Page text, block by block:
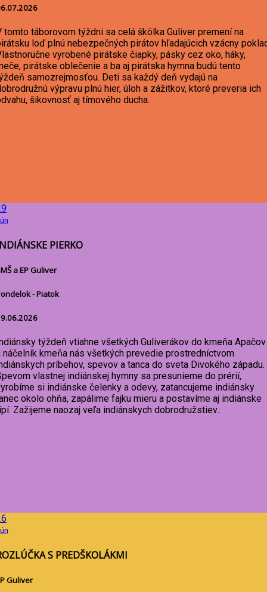
tomto táborovom týždni sa celá škôlka Guliver premení na
loď plnú nebezpečných pirátov hľadajúcich vzácny
vyrobené pirátske čiapky, pásky cez oko, háky,
pirátske oblečenie a ba aj pirátska hymna budú tento
samozrejmosťou. Deti sa každý deň vydajú na
výpravu plnú hier, úloh a zážitkov, ktoré preveria ich
šikovnosť aj tímového ducha.
PIERKO
a EP Guliver
- Piatok
týždeň vtiahne všetkých Guliverákov do kmeňa Apačov
náčelník kmeňa nás všetkých prevedie prostredníctvom
príbehov, spevov a tanca do sveta Divokého západu.
vlastnej indiánskej hymny sa presunieme do prérií,
si indiánske čelenky a odevy, zatancujeme indiánsky
okolo ohňa, zapálime fajku mieru a postavíme aj indiánske
Zažijeme naozaj veľa indiánskych dobrodružstiev..
S PREDŠKOLÁKMI
Guliver